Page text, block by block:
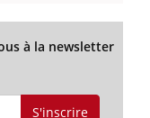
à la newsletter
S'inscrire